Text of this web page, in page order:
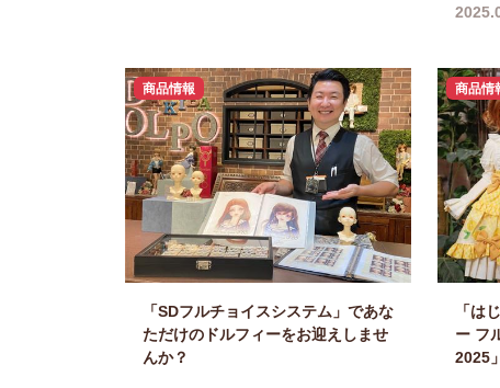
商品情報
「SDフルチョイスシステム」であな
ただけのドルフィーをお迎えしませ
んか？
商品情
「は
ー フ
2025